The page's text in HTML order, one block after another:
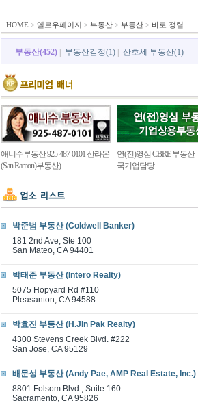
HOME > 옐로우페이지 > 부동산 > 부동산 > 바로 정렬
부동산(452) 부동산감정(1) 산호세 부동산(1)
애니수부동산 925-487-0101 산라몬
(San Ramon)부동산)
연(전)영심 CBRE 부동산
국기업담당
박준범 부동산 (Coldwell Banker)
181 2nd Ave, Ste 100
San Mateo, CA 94401
박태준 부동산 (Intero Realty)
5075 Hopyard Rd #110
Pleasanton, CA 94588
박효진 부동산 (H.Jin Pak Realty)
4300 Stevens Creek Blvd. #222
San Jose, CA 95129
배문성 부동산 (Andy Pae, AMP Real Estate, Inc.)
8801 Folsom Blvd., Suite 160
Sacramento, CA 95826